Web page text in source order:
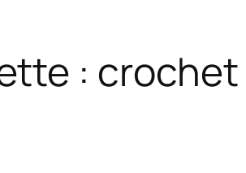
: crochet